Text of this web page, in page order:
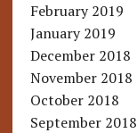
February 2019
January 2019
December 2018
November 2018
October 2018
September 2018